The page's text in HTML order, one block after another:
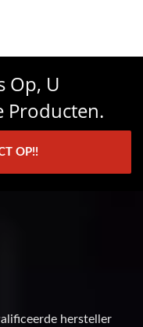
Op, U
Producten.
OP!!
hersteller